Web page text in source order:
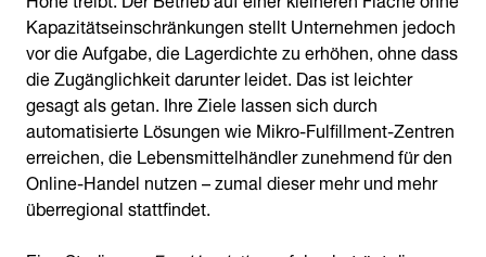
Kapazitätseinschränkungen stellt Unternehmen jedoch
vor die Aufgabe, die Lagerdichte zu erhöhen, ohne dass
die Zugänglichkeit darunter leidet. Das ist leichter
gesagt als getan. Ihre Ziele lassen sich durch
automatisierte Lösungen wie Mikro-Fulfillment-Zentren
erreichen, die Lebensmittelhändler zunehmend für den
Online-Handel nutzen – zumal dieser mehr und mehr
überregional stattfindet.